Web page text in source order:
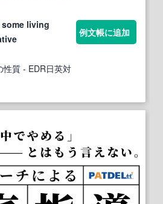
living
性質 - EDR日英対
例文帳に追加